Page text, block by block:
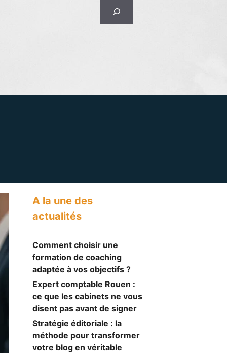
Rechercher
A la une des
actualités
Comment choisir une
formation de coaching
adaptée à vos objectifs ?
Expert comptable Rouen :
ce que les cabinets ne vous
disent pas avant de signer
Stratégie éditoriale : la
méthode pour transformer
votre blog en véritable